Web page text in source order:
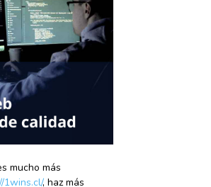
mucho más
1wins.cl/, haz más